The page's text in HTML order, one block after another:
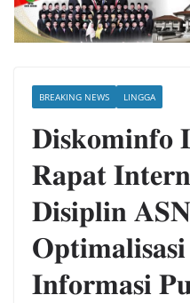
BREAKING NEWS LINGGA
𝐃𝐢𝐬𝐤𝐨𝐦𝐢𝐧𝐟𝐨
𝐑𝐚𝐩𝐚𝐭
𝐃𝐢𝐬𝐢𝐩𝐥𝐢𝐧
𝐈𝐧𝐟𝐨𝐫𝐦𝐚𝐬𝐢